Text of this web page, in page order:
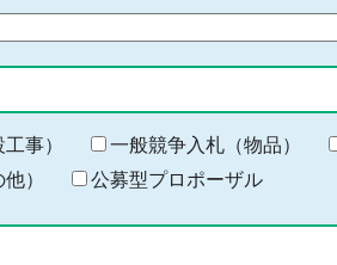
事） 一般競争入札（物品）
）
公募型プロポーザル